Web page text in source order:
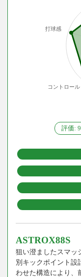
コントロール
打球感
評価:
ASTROX88S
狙い澄ましたスマ
別キックポイント
わせた構造により、